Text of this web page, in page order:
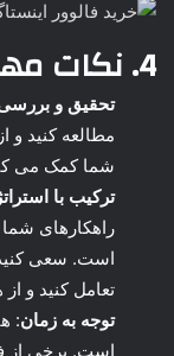
4. نکات مهم در هنگام
تحقیق و
مطالعه کنید و
شما کمک می
ترکیب با
راهکارهای
است. سعی کنید
تعامل کنید و
توجه به زمان:
است. برخی از